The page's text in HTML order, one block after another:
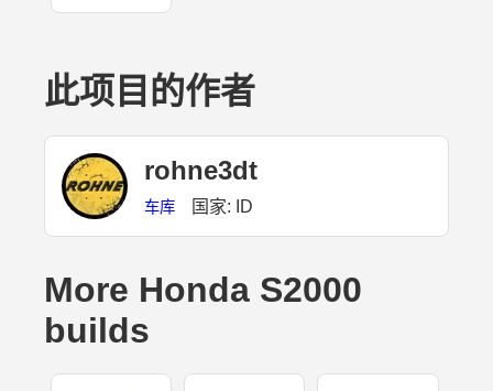
此项目的作者
rohne3dt
车库 国家: ID
More Honda S2000
builds